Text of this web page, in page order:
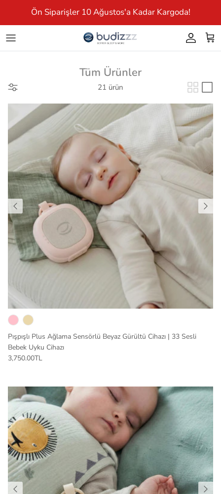
Ön Siparişler 10 Ağustos'a Kadar Kargoda!
Giriş
Tüm Ürünler
21 ürün
Pışpışlı Plus Ağlama Sensörlü Beyaz Gürültü Cihazı | 33 Sesli
Bebek Uyku Cihazı
3,750.00TL